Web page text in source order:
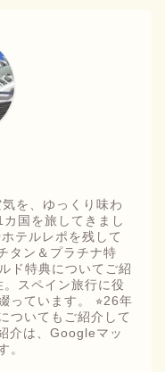
を、ゆっくり味わ
国を旅してきまし
テルレポを残して
タン＆プラチナ特
ド特典についてご紹
スペイン旅行に役
っています。 ⭐︎26年
ついてもご紹介して
介は、Googleマッ
。